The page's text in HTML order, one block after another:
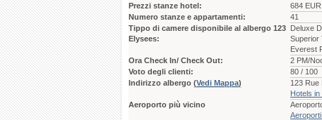
Prezzi stanze hotel:
684
Numero stanze e appartamenti:
41
Tippo di camere disponibile al albergo 123
Elysees:
Deluxe
Superior
Everest
Ora Check In/ Check Out:
2 PM/
Voto degli clienti:
80 / 100
Indirizzo albergo (Vedi Mappa)
123 Rue
Hotels in
Aeroporto più vicino